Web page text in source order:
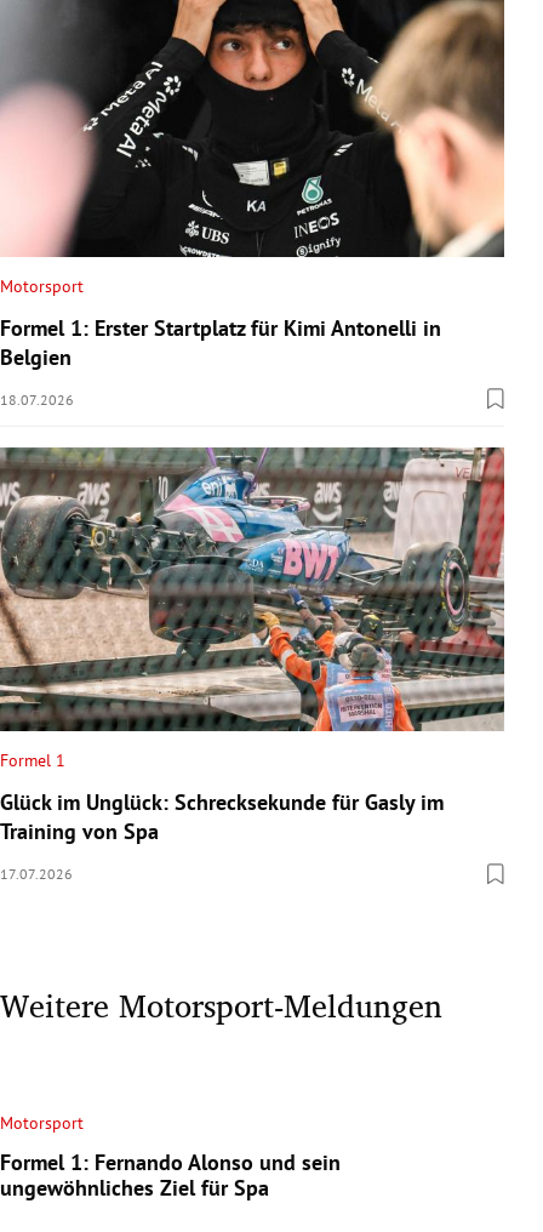
Motorsport
Formel 1: Erster Startplatz für Kimi Antonelli in
Belgien
18.07.2026
Formel 1
Glück im Unglück: Schrecksekunde für Gasly im
Training von Spa
17.07.2026
Weitere Motorsport-Meldungen
Motorsport
Formel 1: Fernando Alonso und sein
ungewöhnliches Ziel für Spa